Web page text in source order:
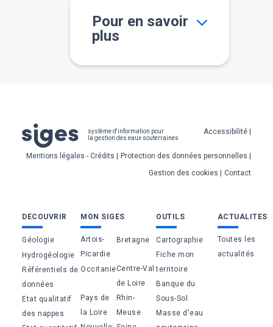
Pour en savoir
plus
système d'information pour
la gestion des eaux souterraines
Pied
de
page
Accessibilité
Mentions légales - Crédits
Protection des données personnelles
Gestion des cookies
Contact
Bas
de
page
DECOUVRIR
Géologie
Hydrogéologie
Référentiels de
données
Etat qualitatif
des nappes
MON SIGES
Artois-
Picardie
Bretagne
OccitanieCentre-Val
de Loire
Pays de
la Loire
Rhin-
Meuse
OUTILS
Cartographie
Fiche mon
territoire
Banque du
Sous-Sol
Masse d'eau
ACTUALITES
Toutes les
actualités